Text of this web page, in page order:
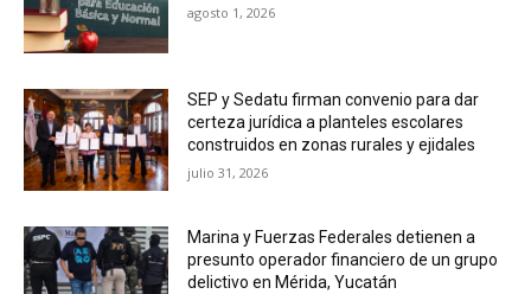
agosto 1, 2026
SEP y Sedatu firman convenio para dar
certeza jurídica a planteles escolares
construidos en zonas rurales y ejidales
julio 31, 2026
Marina y Fuerzas Federales detienen a
presunto operador financiero de un grupo
delictivo en Mérida, Yucatán